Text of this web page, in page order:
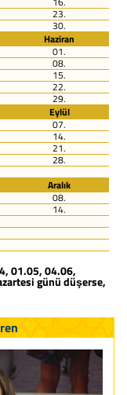
23.
30.
Haziran
01.
08.
15.
22.
29.
Eylül
07.
14.
21.
28.
Aralık
08.
14.
01.05, 04.06,
günü düşerse,